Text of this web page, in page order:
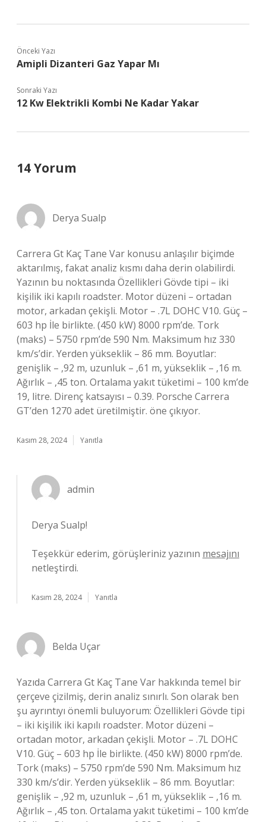
Önceki Yazı
Amipli Dizanteri Gaz Yapar Mı
Sonraki Yazı
12 Kw Elektrikli Kombi Ne Kadar Yakar
14 Yorum
Derya Sualp
Carrera Gt Kaç Tane Var konusu anlaşılır biçimde
aktarılmış, fakat analiz kısmı daha derin olabilirdi.
Yazının bu noktasında Özellikleri Gövde tipi – iki
kişilik iki kapılı roadster. Motor düzeni – ortadan
motor, arkadan çekişli. Motor – .7L DOHC V10. Güç –
603 hp İle birlikte. (450 kW) 8000 rpm’de. Tork
(maks) – 5750 rpm’de 590 Nm. Maksimum hız 330
km/s’dir. Yerden yükseklik – 86 mm. Boyutlar:
genişlik – ,92 m, uzunluk – ,61 m, yükseklik – ,16 m.
Ağırlık – ,45 ton. Ortalama yakıt tüketimi – 100 km’de
19, litre. Direnç katsayısı – 0.39. Porsche Carrera
GT’den 1270 adet üretilmiştir. öne çıkıyor.
Kasım 28, 2024 Yanıtla
admin
Derya Sualp!
Teşekkür ederim, görüşleriniz yazının mesajını
netleştirdi.
Kasım 28, 2024 Yanıtla
Belda Uçar
Yazıda Carrera Gt Kaç Tane Var hakkında temel bir
çerçeve çizilmiş, derin analiz sınırlı. Son olarak ben
şu ayrıntıyı önemli buluyorum: Özellikleri Gövde tipi
– iki kişilik iki kapılı roadster. Motor düzeni –
ortadan motor, arkadan çekişli. Motor – .7L DOHC
V10. Güç – 603 hp İle birlikte. (450 kW) 8000 rpm’de.
Tork (maks) – 5750 rpm’de 590 Nm. Maksimum hız
330 km/s’dir. Yerden yükseklik – 86 mm. Boyutlar:
genişlik – ,92 m, uzunluk – ,61 m, yükseklik – ,16 m.
Ağırlık – ,45 ton. Ortalama yakıt tüketimi – 100 km’de